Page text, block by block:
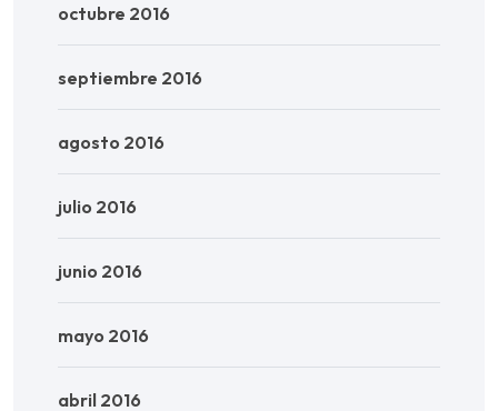
octubre 2016
septiembre 2016
agosto 2016
julio 2016
junio 2016
mayo 2016
abril 2016